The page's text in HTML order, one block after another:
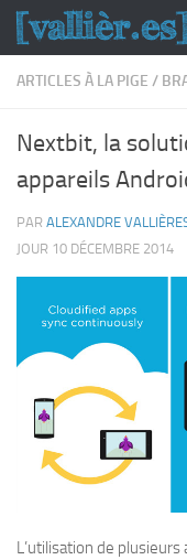
Skip to content
ARTICLES À LA PIGE /
Nextbit, la
appareils
PAR ALEXANDRE
JOUR 10 DÉCEMBRE 2014
L’utilisation de